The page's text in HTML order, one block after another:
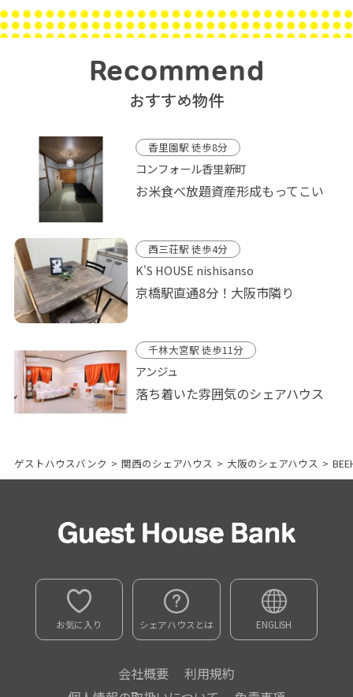
Recommend
おすすめ物件
香里園駅 徒歩8分
コンフォール香里新町
お米食べ放題資産形成もってこい
西三荘駅 徒歩4分
K'S HOUSE nishisanso
京橋駅直通8分！大阪市隣り
千林大宮駅 徒歩11分
アンジュ
落ち着いた雰囲気のシェアハウス
ゲストハウスバンク > 関西のシェアハウス > 大阪のシェアハウス >
お気に入り シェアハウスとは ENGLISH
会社概要
利用規約